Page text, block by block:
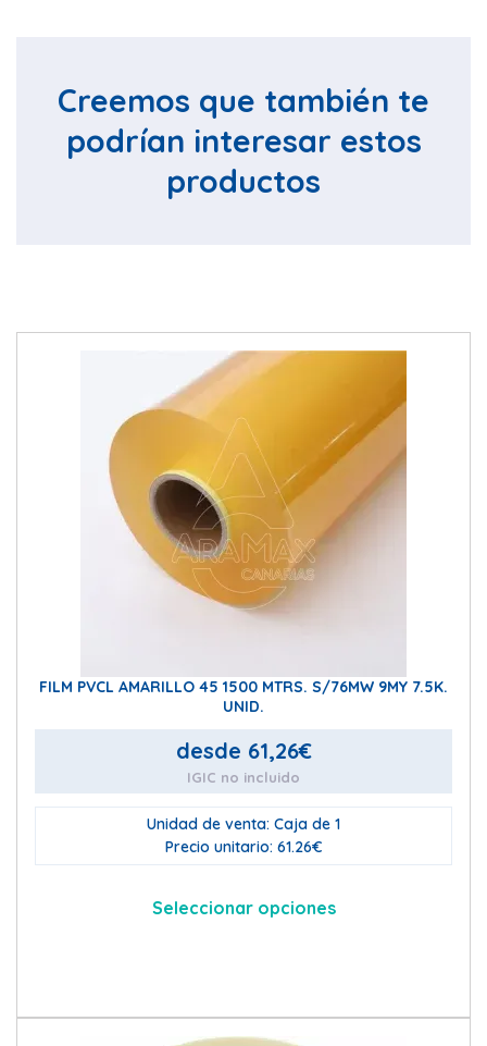
Creemos que también te
podrían interesar estos
productos
FILM PVCL AMARILLO 45 1500 MTRS. S/76MW 9MY 7.5K.
UNID.
desde 61,26€
IGIC no incluido
Unidad de venta: Caja de 1
Precio unitario: 61.26€
Seleccionar opciones